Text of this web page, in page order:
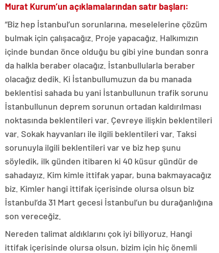
Murat Kurum’un açıklamalarından satır başları:
“Biz hep İstanbul’un sorunlarına, meselelerine çözüm
bulmak için çalışacağız. Proje yapacağız. Halkımızın
içinde bundan önce olduğu bu gibi yine bundan sonra
da halkla beraber olacağız. İstanbullularla beraber
olacağız dedik. Ki İstanbullumuzun da bu manada
beklentisi sahada bu yani İstanbullunun trafik sorunu
İstanbullunun deprem sorunun ortadan kaldırılması
noktasında beklentileri var. Çevreye ilişkin beklentileri
var. Sokak hayvanları ile ilgili beklentileri var. Taksi
sorunuyla ilgili beklentileri var ve biz hep şunu
söyledik, ilk günden itibaren ki 40 küsur gündür de
sahadayız. Kim kimle ittifak yapar, buna bakmayacağız
biz. Kimler hangi ittifak içerisinde olursa olsun biz
İstanbul’da 31 Mart gecesi İstanbul’un bu durağanlığına
son vereceğiz.
Nereden talimat aldıklarını çok iyi biliyoruz. Hangi
ittifak içerisinde olursa olsun, bizim için hiç önemli